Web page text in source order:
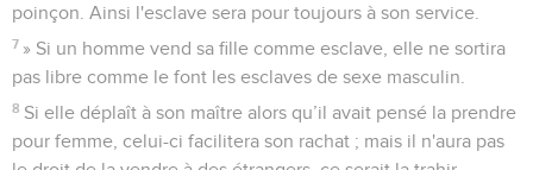
poinçon. Ainsi l'esclave sera pour toujours à son service.
7 » Si un homme vend sa fille comme esclave, elle ne sortira
pas libre comme le font les esclaves de sexe masculin.
8 Si elle déplaît à son maître alors qu’il avait pensé la prendre
pour femme, celui-ci facilitera son rachat ; mais il n'aura pas